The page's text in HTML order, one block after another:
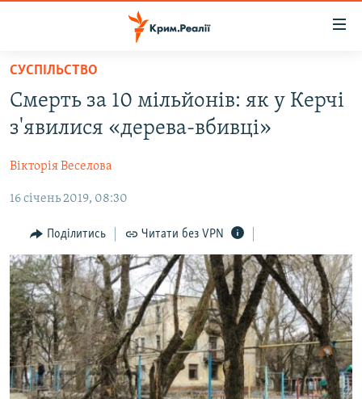
Перейти
основного
матеріалу
до
навігації
Перейти
пошуку
ВОДА.КРИМ
ПОЛІТИКА
БЛОГИ
ПОГЛЯД
ІНТЕРВ'Ю
ВСЕ ЗА ДЕНЬ
СПЕЦПРОЕКТИ
ДЕПОРТАЦІЯ
ВІДЕОУРОКИ «ELIFBE»
ЯК ОБІЙТИ БЛОКУВАННЯ
Русский
СУСПІЛЬСТВО
Смерть за 10 мільйонів: як у Керчі
з'явилися «дерева-вбивці»
Вікторія Веселова
16 січень 2019, 08:30
Поділитись Читати без VPN